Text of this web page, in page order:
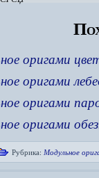
оригами
оригами
оригами
оригами
Рубрика: Модульное